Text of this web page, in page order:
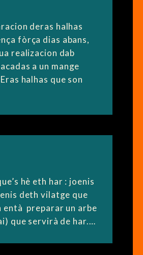
deras halhas
fòrça dias abans,
realizacion dab
a un mange
halhas que son
hè eth har : joenis
deth vilatge que
entà preparar un arbe
que servirà de har.…